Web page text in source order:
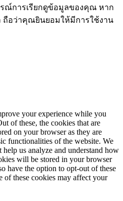
ณ์การเรียกดูข้อมูลของคุณ หาก
ถือว่าคุณยินยอมให้มีการใช้งาน
your experience while you
of these, the cookies that are
on your browser as they are
functionalities of the website. We
us analyze and understand how
will be stored in your browser
have the option to opt-out of these
of these cookies may affect your